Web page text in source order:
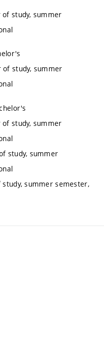
of study, summer
of study, summer
of study, summer
study, summer
study, summer semester,